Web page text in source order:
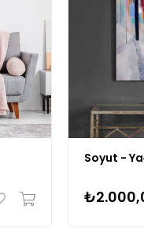
Soyut -